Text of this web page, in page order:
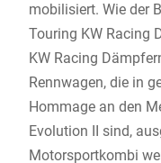
mobilisiert. Wie der
Touring KW Racing
KW Racing
Rennwagen, die in
Hommage an den
Evolution II sind,
Motorsportkombi